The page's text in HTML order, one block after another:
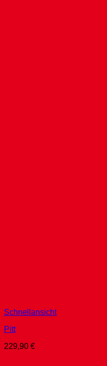
Schnellansicht
Pitt
229,90 €